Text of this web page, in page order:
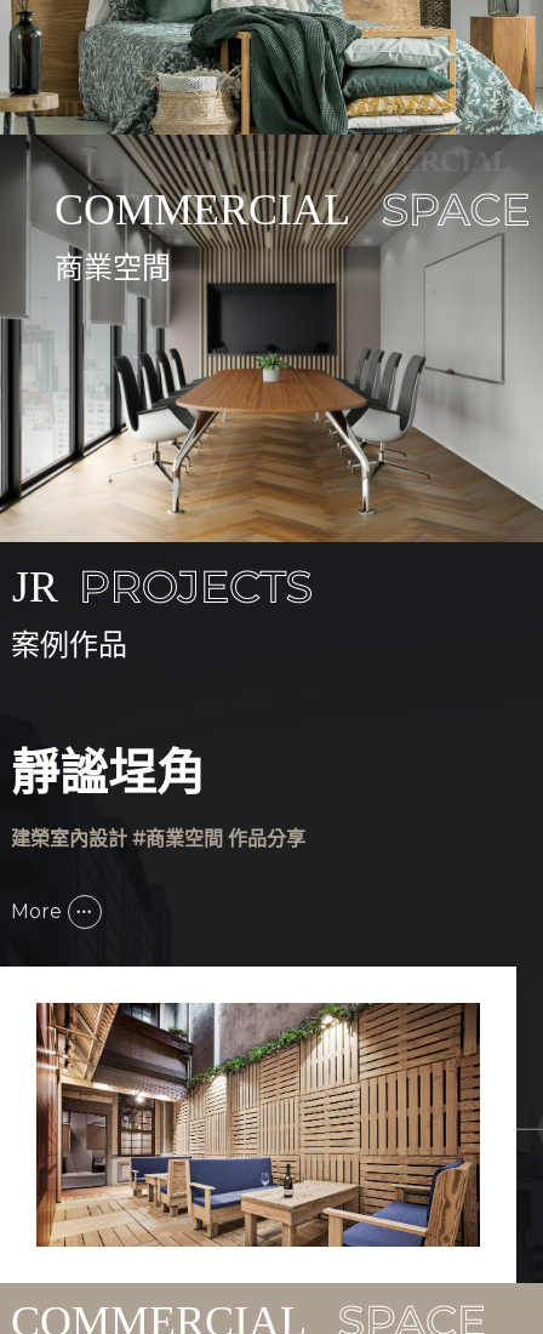
建榮，以精湛設計與極致工藝，鑄就不凡格調
商業空間
案例作品
靜謐埕角
建榮室內設計 #商業空間 作品分享
More